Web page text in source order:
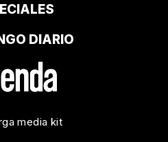
DIARIO
media kit